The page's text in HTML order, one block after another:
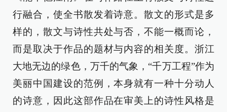
行融合，使全书散发着诗意。散文的形式是多
样的，散文与诗性共处与否，不能一概而论，
而是取决于作品的题材与内容的相关度。浙江
大地无边的绿色，万千的气象，“千万工程”作为
美丽中国建设的范例，本身就有一种十分动人
的诗意，因此这部作品在审美上的诗性风格是